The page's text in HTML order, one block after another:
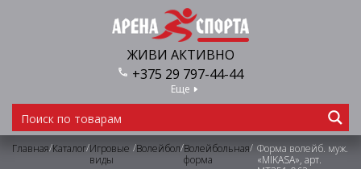
ЖИВИ АКТИВНО
+375 29 797-44-44
Еще
Главная/Каталог/Игровые
виды
/Волейбол/Волейбольная
форма
/ Форма волейб. муж.
«MIKASA», арт.